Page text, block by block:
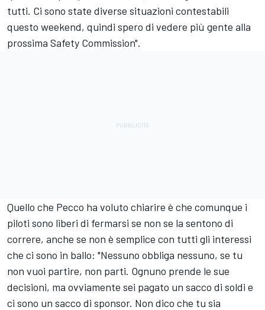
tutti. Ci sono state diverse situazioni contestabili
questo weekend, quindi spero di vedere più gente alla
prossima Safety Commission".
Quello che Pecco ha voluto chiarire è che comunque i
piloti sono liberi di fermarsi se non se la sentono di
correre, anche se non è semplice con tutti gli interessi
che ci sono in ballo: "Nessuno obbliga nessuno, se tu
non vuoi partire, non parti. Ognuno prende le sue
decisioni, ma ovviamente sei pagato un sacco di soldi e
ci sono un sacco di sponsor. Non dico che tu sia